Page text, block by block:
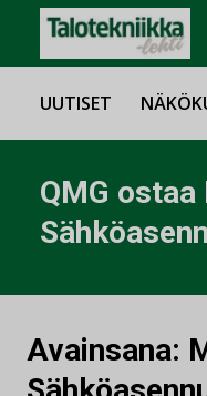
UUTISET
QMG
Avainsana: